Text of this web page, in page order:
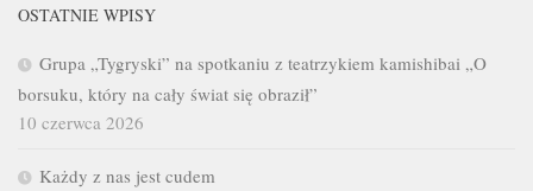
OSTATNIE WPISY
Grupa „Tygryski” na spotkaniu z teatrzykiem kamishibai „O
borsuku, który na cały świat się obraził”
10 czerwca 2026
Każdy z nas jest cudem